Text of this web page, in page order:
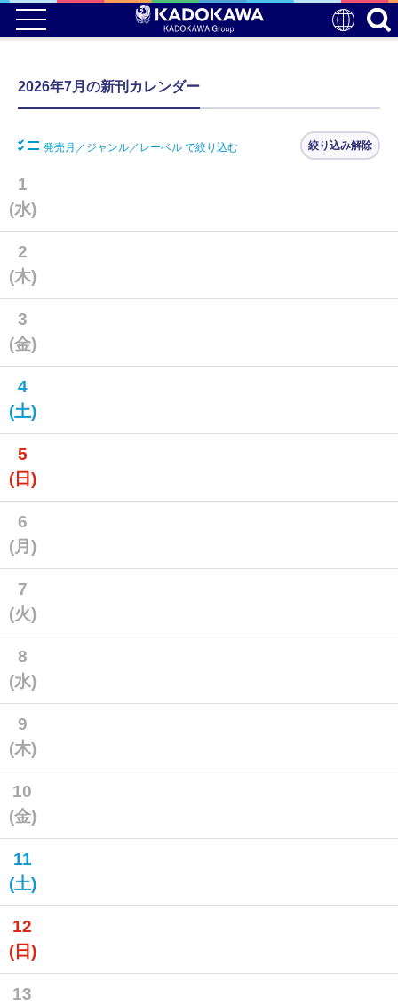
2026年7月の新刊カレンダー
発売月／ジャンル／レーベル で絞り込む 絞り込み解除
1
(水)
2
(木)
3
(金)
4
(土)
5
(日)
6
(月)
7
(火)
8
(水)
9
(木)
10
(金)
11
(土)
12
(日)
13